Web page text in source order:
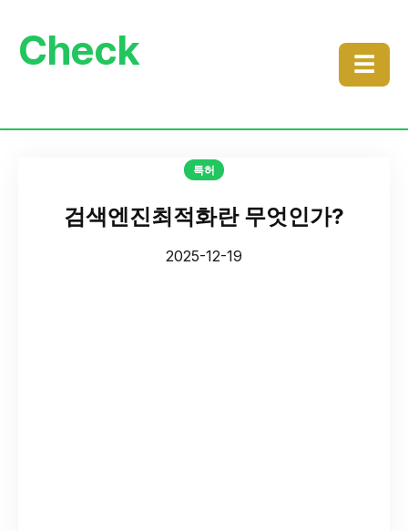
Check ☰
특허
검색엔진최적화란 무엇인가?
2025-12-19